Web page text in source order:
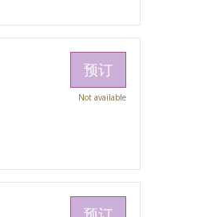
预订
Not available